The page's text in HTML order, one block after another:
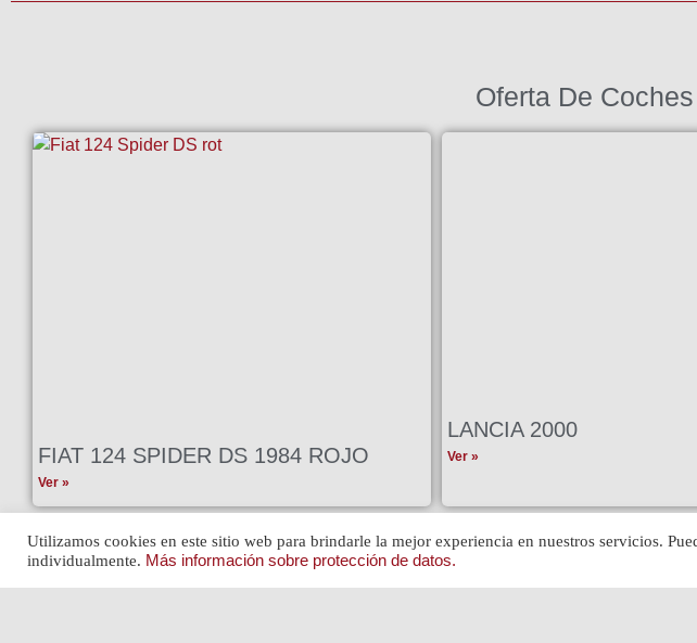
Oferta De
FIAT 124 SPIDER DS 1984 ROJO
Ver »
LANCIA 2000
Ver »
Utilizamos cookies en este sitio web para brindarle la mejor experiencia en nuestros servicios.
individualmente. Más información sobre protección de datos.